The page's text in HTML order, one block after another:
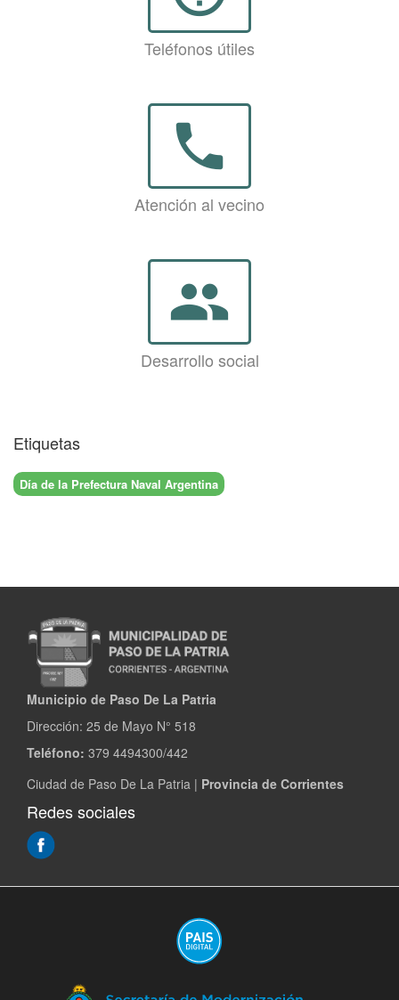
Teléfonos útiles
phone
Atención al vecino
group
Desarrollo social
Etiquetas
Día de la Prefectura Naval Argentina
Municipio de Paso De La Patria
Dirección: 25 de Mayo N° 518
Teléfono: 379 4494300/442
Ciudad de Paso De La Patria | Provincia de Corrientes
Redes sociales